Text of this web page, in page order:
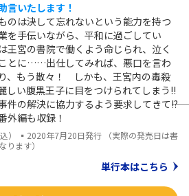
言いたします！
のは決して忘れないという能力を持つ
を手伝いながら、平和に過ごしてい
王宮の書院で働くよう命じられ、泣く
とに……出仕してみれば、悪口を言わ
、もう散々！ しかも、王宮内の毒殺
しい腹黒王子に目をつけられてしまう!!
の解決に協力するよう要求してきて――!?
外編も収録！
） ▪2020年7月20日発行 （実際の発売日は書
ります）
単行本はこちら